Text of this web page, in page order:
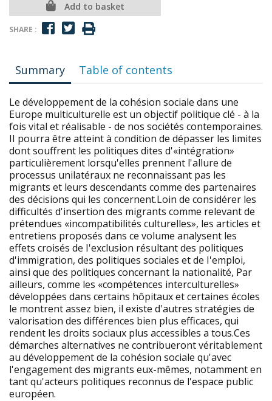
Add to basket
SHARE :
Summary Table of contents
Le développement de la cohésion sociale dans une
Europe multiculturelle est un objectif politique clé - à la
fois vital et réalisable - de nos sociétés contemporaines.
II pourra être atteint à condition de dépasser les limites
dont souffrent les politiques dites d'«intégration»
particulièrement lorsqu'elles prennent l'allure de
processus unilatéraux ne reconnaissant pas les
migrants et leurs descendants comme des partenaires
des décisions qui les concernent.Loin de considérer les
difficultés d'insertion des migrants comme relevant de
prétendues «incompatibilités culturelles», les articles et
entretiens proposés dans ce volume analysent les
effets croisés de I'exclusion résultant des politiques
d'immigration, des politiques sociales et de I'emploi,
ainsi que des politiques concernant la nationalité, Par
ailleurs, comme les «compétences interculturelles»
développées dans certains hôpitaux et certaines écoles
le montrent assez bien, il existe d'autres stratégies de
valorisation des différences bien plus efficaces, qui
rendent les droits sociaux plus accessibles a tous.Ces
démarches alternatives ne contribueront véritablement
au développement de la cohésion sociale qu'avec
l'engagement des migrants eux-mêmes, notamment en
tant qu'acteurs politiques reconnus de l'espace public
européen.